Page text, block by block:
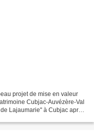
projet de mise en valeur
Cubjac-Auvézère-Val
Lajaumarie" à Cubjac après